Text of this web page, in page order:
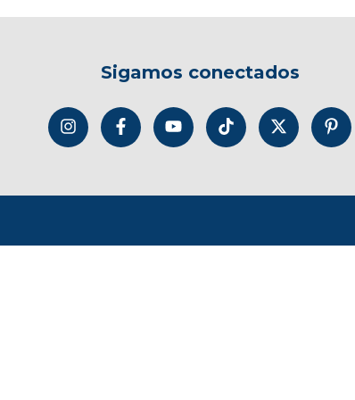
Sigamos conectados